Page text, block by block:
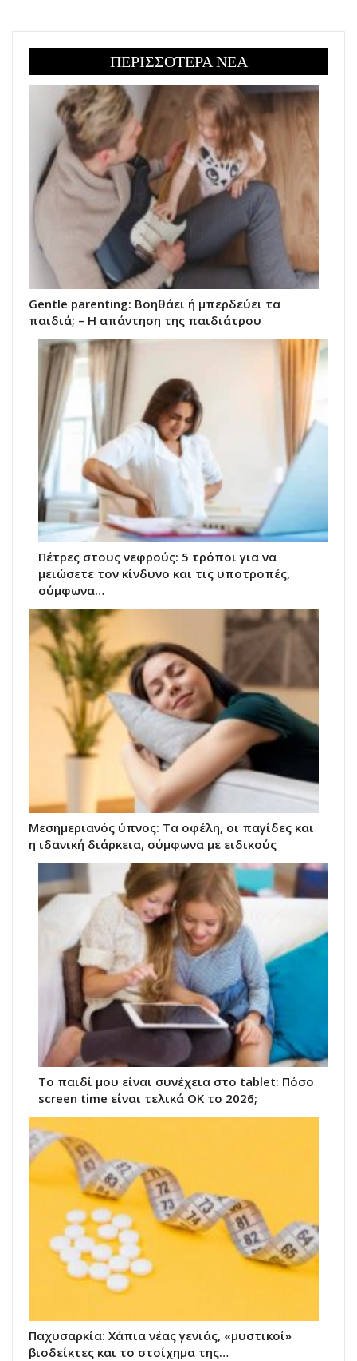
ΠΕΡΙΣΣΟΤΕΡΑ ΝΕΑ
Gentle parenting: Βοηθάει ή μπερδεύει τα
παιδιά; – Η απάντηση της παιδιάτρου
Πέτρες στους νεφρούς: 5 τρόποι για να
μειώσετε τον κίνδυνο και τις υποτροπές,
σύμφωνα…
Μεσημεριανός ύπνος: Τα οφέλη, οι παγίδες και
η ιδανική διάρκεια, σύμφωνα με ειδικούς
Το παιδί μου είναι συνέχεια στο tablet: Πόσο
screen time είναι τελικά ΟΚ το 2026;
Παχυσαρκία: Χάπια νέας γενιάς, «μυστικοί»
βιοδείκτες και το στοίχημα της…